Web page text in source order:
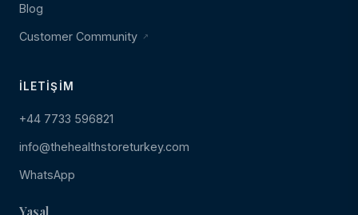
Blog
Customer Community
İLETIŞIM
+44 7733 596821
info@thehealthstoreturkey.com
WhatsApp
Yasal